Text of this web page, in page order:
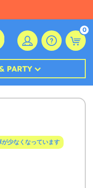
0
PARTY
が少なくなっています